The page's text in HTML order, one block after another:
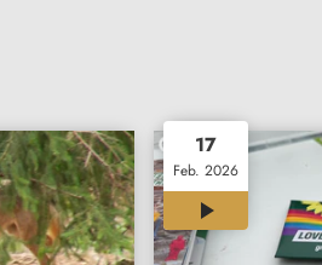
17
Feb. 2026
01:43